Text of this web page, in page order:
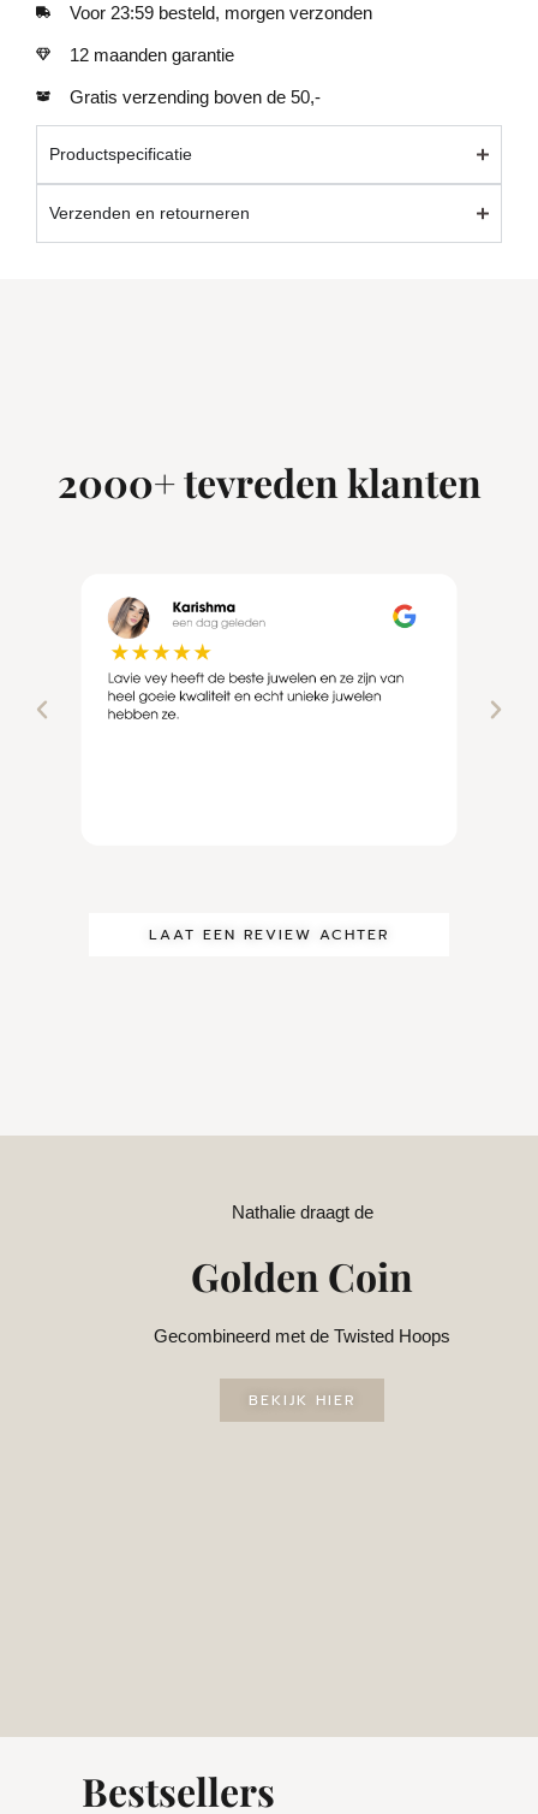
Voor 23:59 besteld, morgen verzonden
12 maanden garantie
Gratis verzending boven de 50,-
Productspecificatie
Verzenden en retourneren
2000+ tevreden klanten
LAAT EEN REVIEW ACHTER
Nathalie draagt de
Golden Coin
Gecombineerd met de Twisted Hoops
BEKIJK HIER
Bestsellers